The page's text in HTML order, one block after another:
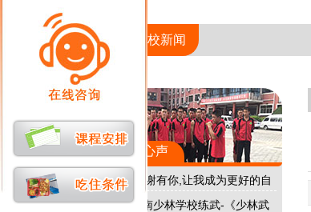
当前位置—武校新闻
少林武校学员心声
嵩山少林武校|感谢有你,让我成为更好的自
己…
我为什么要去河南少林学校练武-《少林武